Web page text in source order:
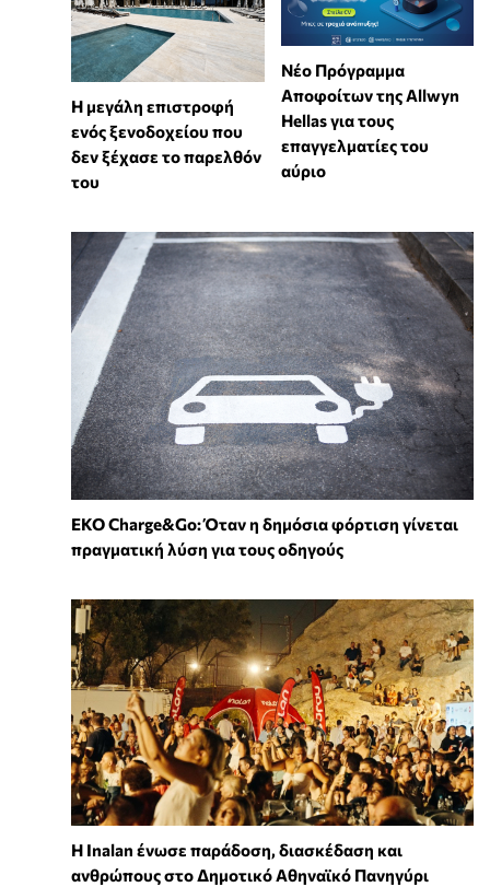
Η μεγάλη επιστροφή
ενός ξενοδοχείου που
δεν ξέχασε το παρελθόν
του
Νέο Πρόγραμμα
Αποφοίτων της Allwyn
Hellas για τους
επαγγελματίες του
αύριο
EKO Charge&Go: Όταν η δημόσια φόρτιση γίνεται
πραγματική λύση για τους οδηγούς
Η Inalan ένωσε παράδοση, διασκέδαση και
ανθρώπους στο Δημοτικό Αθηναϊκό Πανηγύρι